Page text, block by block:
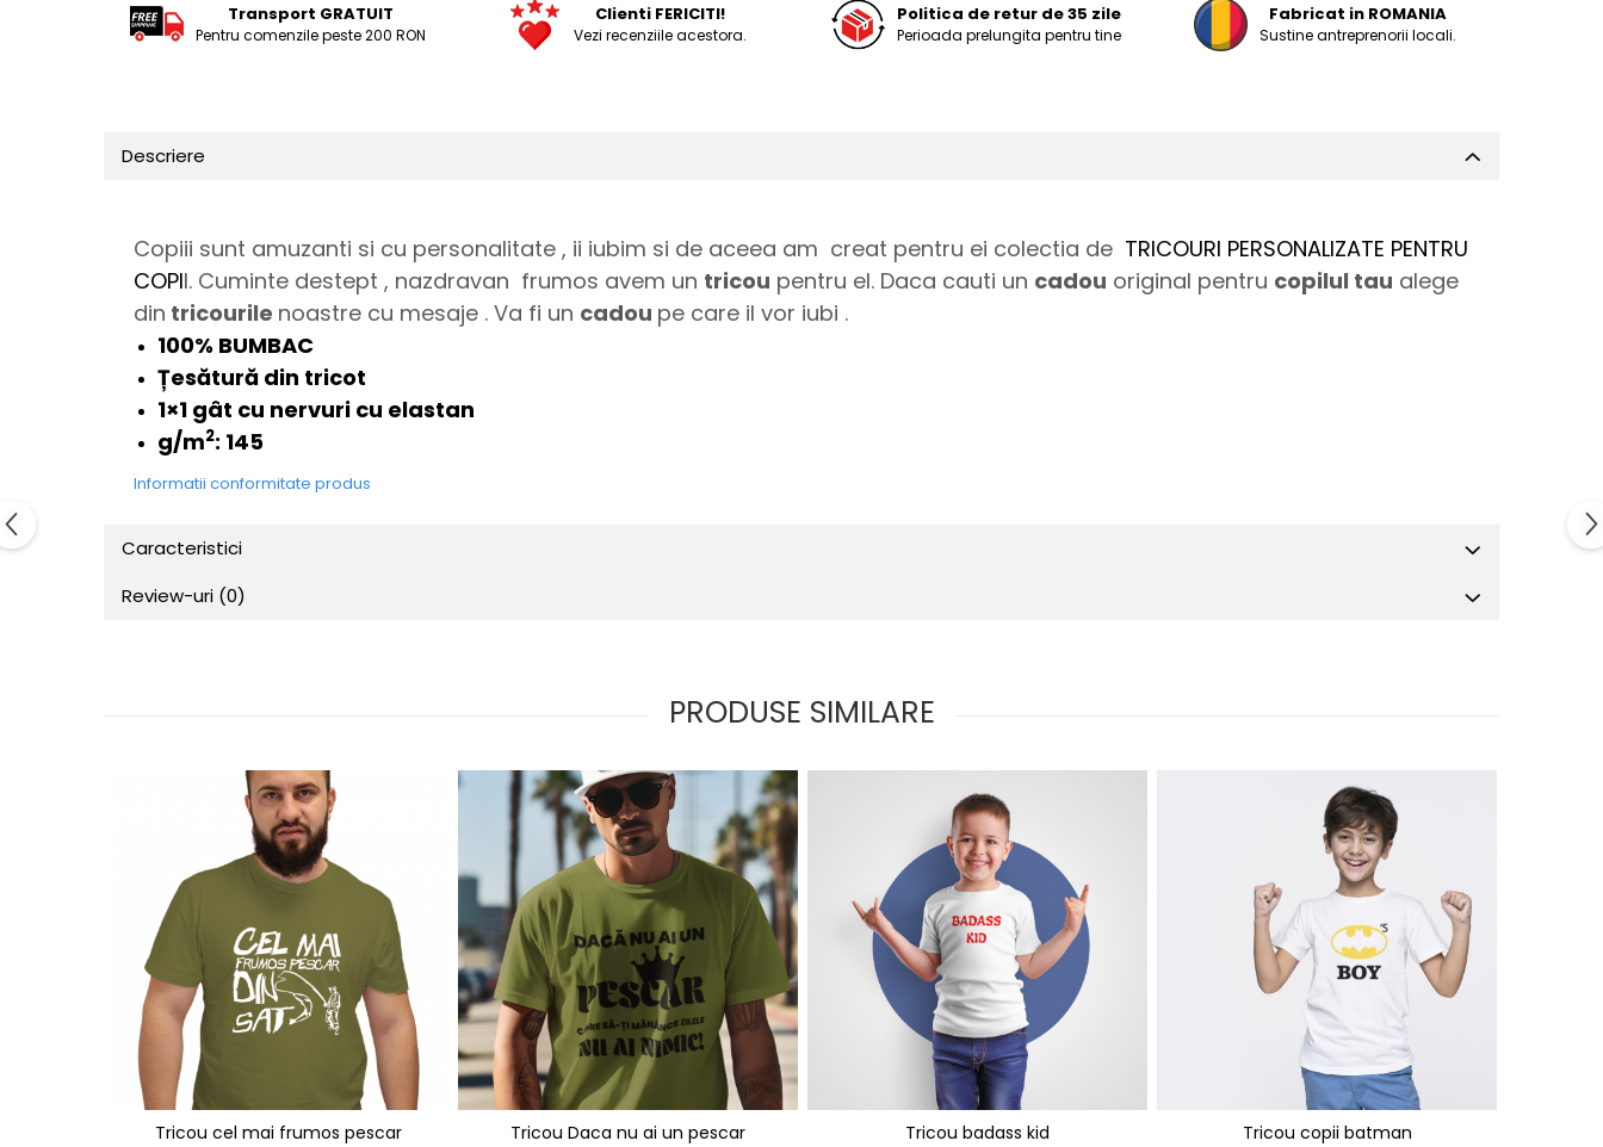
Tricouri Animalute
Tricouri Vesele
Transport GRATUIT
Pentru comenzile peste 200 RON
Clienti FERICITI!
Vezi recenziile acestora.
Politica de retur de 35 zile
Perioada prelungita pentru tine
Fabricat in ROMANIA
Sustine antreprenorii locali.
Descriere
Copiii sunt amuzanti si cu personalitate , ii iubim si de aceea am creat pentru ei colectia de TRICOURI PERSONALIZATE PENTRU
COPII. Cuminte destept , nazdravan frumos avem un tricou pentru el. Daca cauti un cadou original pentru copilul tau alege
din tricourile noastre cu mesaje . Va fi un cadou pe care il vor iubi .
100% BUMBAC
Țesătură din tricot
1×1 gât cu nervuri cu elastan
g/m2: 145
Informatii conformitate produs
Caracteristici
Review-uri (0)
PRODUSE SIMILARE
Tricou cel mai frumos pescar Tricou Daca nu ai un pescar Tricou badass kid Tricou copii batman